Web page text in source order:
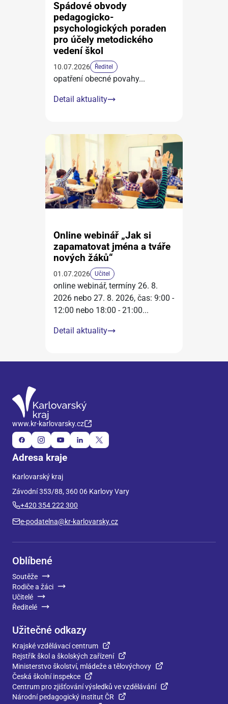
Spádové obvody
pedagogicko-
psychologických poraden
pro účely metodického
vedení škol
10.07.2026 Ředitel
opatření obecné povahy...
Detail aktuality
Online webinář „Jak si
zapamatovat jména a tváře
nových žáků“
01.07.2026 Učitel
online webinář, termíny 26. 8.
2026 nebo 27. 8. 2026, čas: 9:00 -
12:00 nebo 18:00 - 21:00...
Detail aktuality
www.kr-karlovarsky.cz
Adresa kraje
Karlovarský kraj
Závodní 353/88, 360 06 Karlovy Vary
+420 354 222 300
e-podatelna@kr-karlovarsky.cz
Oblíbené
Soutěže
Rodiče a žáci
Učitelé
Ředitelé
Užitečné odkazy
Krajské vzdělávací centrum
Rejstřík škol a školských zařízení
Ministerstvo školství, mládeže a tělovýchovy
Česká školní inspekce
Centrum pro zjišťování výsledků ve vzdělávání
Národní pedagogický institut ČR